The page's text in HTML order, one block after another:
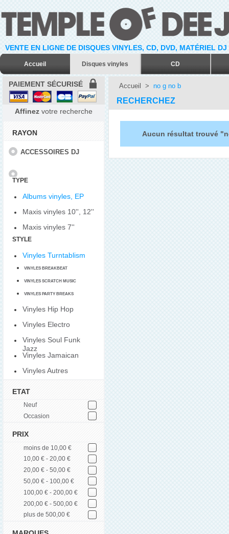
VENTE EN LIGNE DE DISQUES VINYLES, CD, DVD, MATÉRIEL
Accueil Disques vinyles CD
PAIEMENT SÉCURISÉ
Affinez votre recherche
RAYON
ACCESSOIRES DJ
TYPE
Albums vinyles, EP
Maxis vinyles 10'', 12''
Maxis vinyles 7''
STYLE
Vinyles Turntablism
VINYLES BREAKBEAT
VINYLES SCRATCH MUSIC
VINYLES PARTY BREAKS
Vinyles Hip Hop
Vinyles Electro
Vinyles Soul Funk
Jazz
Vinyles Jamaican
Vinyles Autres
ETAT
Neuf
Occasion
PRIX
moins de 10,00 €
10,00 € - 20,00 €
20,00 € - 50,00 €
50,00 € - 100,00 €
100,00 € - 200,00 €
200,00 € - 500,00 €
plus de 500,00 €
Accueil > no g no b
RECHERCHEZ
Aucun résultat trouvé